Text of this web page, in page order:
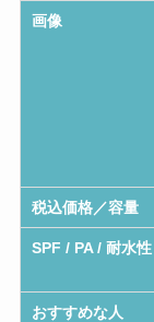
画像
税込価格／容量
SPF / PA / 耐水性
おすすめな人